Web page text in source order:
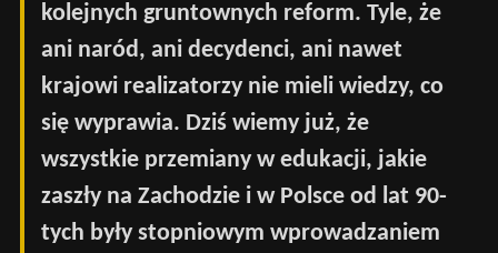
kolejnych gruntownych reform. Tyle, że
ani naród, ani decydenci, ani nawet
krajowi realizatorzy nie mieli wiedzy, co
się wyprawia. Dziś wiemy już, że
wszystkie przemiany w edukacji, jakie
zaszły na Zachodzie i w Polsce od lat 90-
tych były stopniowym wprowadzaniem